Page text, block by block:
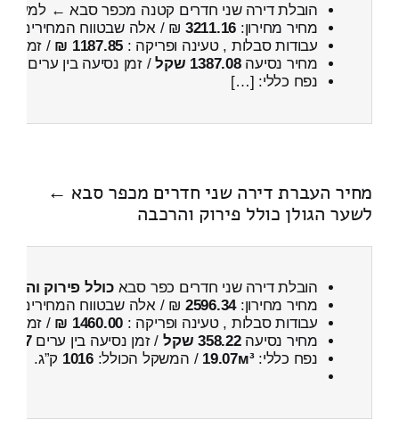
הובלת דירה שני חדרים קטנה מכפר סבא ← למעין
מחיר מחירון: 3211.16 ₪ / אלה שבטווח המחירים
עבודות סבלות , טעינה ופריקה : 1187.85 ₪ / זמן :
מחיר נסיעה1387.08 שקל / זמן נסיעה בין ערים
נפח כללי: […]
מחיר העברת דירה שני חדרים מכפר סבא ←
לשער הגולן כולל פירוק והרכבה
הובלת דירה שני חדרים כפר סבאכולל פירוק
מחיר מחירון:2596.34 ₪ / אלה שבטווח המחירים
עבודות סבלות , טעינה ופריקה : 1460.00 ₪ / זמן :
מחיר נסיעה358.22 שקל / זמן נסיעה בין ערים37 דקות
נפח כללי:19.07м³ / המשקל הכולל:1016 ק”ג.